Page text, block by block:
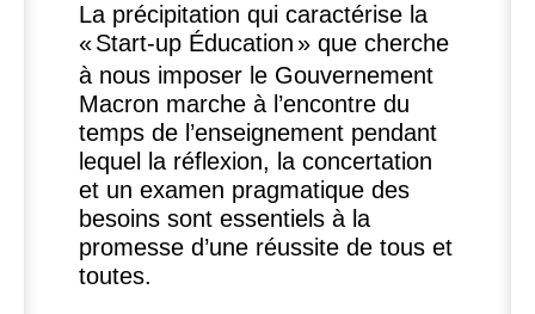
La précipitation qui caractérise la
«Start-up Éducation » que cherche
à nous imposer le Gouvernement
Macron marche à l’encontre du
temps de l’enseignement pendant
lequel la réflexion, la concertation
et un examen pragmatique des
besoins sont essentiels à la
promesse d’une réussite de tous et
toutes.